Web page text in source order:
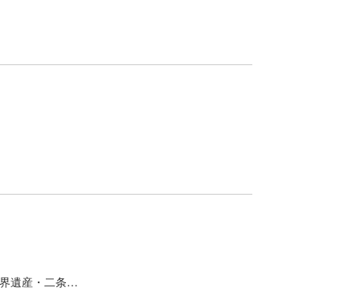
遺産・二条…